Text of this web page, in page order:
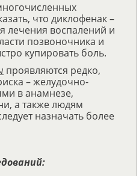
что диклофенак –
лечения воспалений и
позвоночника и
купировать боль.
проявляются редко,
– желудочно-
в анамнезе,
а также людям
назначать более